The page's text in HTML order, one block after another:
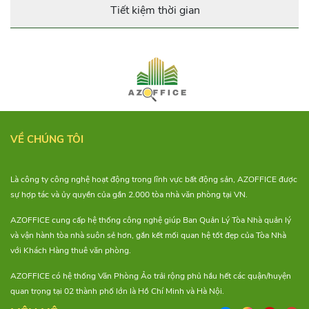
Tiết kiệm thời gian
VỀ CHÚNG TÔI
Là công ty công nghệ hoạt động trong lĩnh vực bất động sản, AZOFFICE được
sự hợp tác và ủy quyền của gần 2.000 tòa nhà văn phòng tại VN.
AZOFFICE cung cấp hệ thống công nghệ giúp Ban Quản Lý Tòa Nhà quản lý
và vận hành tòa nhà suôn sẻ hơn, gắn kết mối quan hệ tốt đẹp của Tòa Nhà
với Khách Hàng thuê văn phòng.
AZOFFICE có hệ thống Văn Phòng Ảo trải rộng phủ hầu hết các quận/huyện
quan trọng tại 02 thành phố lớn là Hồ Chí Minh và Hà Nội.